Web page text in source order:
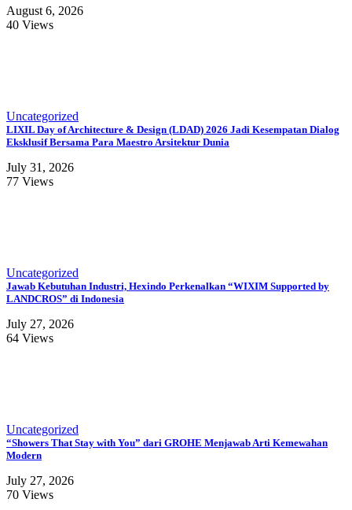
August 6, 2026
40 Views
Uncategorized
LIXIL Day of Architecture & Design (LDAD) 2026 Jadi Kesempatan Dialog
Eksklusif Bersama Para Maestro Arsitektur Dunia
July 31, 2026
77 Views
Uncategorized
Jawab Kebutuhan Industri, Hexindo Perkenalkan “WIXIM Supported by
LANDCROS” di Indonesia
July 27, 2026
64 Views
Uncategorized
“Showers That Stay with You” dari GROHE Menjawab Arti Kemewahan
Modern
July 27, 2026
70 Views